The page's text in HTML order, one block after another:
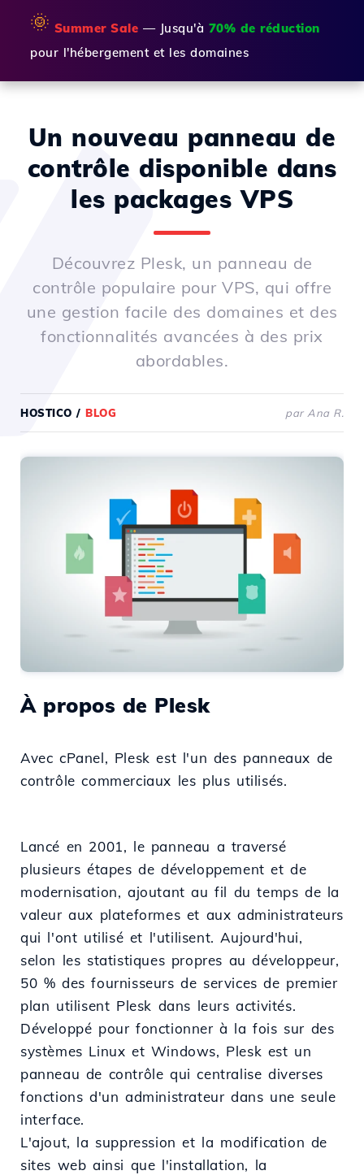
🌞 Summer Sale — Jusqu'à 70% de réduction
pour l'hébergement et les domaines
Un nouveau panneau de
contrôle disponible dans
les packages VPS
Découvrez Plesk, un panneau de
contrôle populaire pour VPS, qui offre
une gestion facile des domaines et des
fonctionnalités avancées à des prix
abordables.
HOSTICO / BLOG par Ana R.
À propos de Plesk
Avec cPanel, Plesk est l'un des panneaux de
contrôle commerciaux les plus utilisés.
Lancé en 2001, le panneau a traversé
plusieurs étapes de développement et de
modernisation, ajoutant au fil du temps de la
valeur aux plateformes et aux administrateurs
qui l'ont utilisé et l'utilisent. Aujourd'hui,
selon les statistiques propres au développeur,
50 % des fournisseurs de services de premier
plan utilisent Plesk dans leurs activités.
Développé pour fonctionner à la fois sur des
systèmes Linux et Windows, Plesk est un
panneau de contrôle qui centralise diverses
fonctions d'un administrateur dans une seule
interface.
L'ajout, la suppression et la modification de
sites web ainsi que l'installation, la